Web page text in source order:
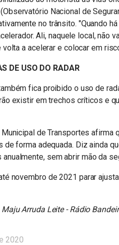
Nacional de
no trânsito. "Quando
Ali, naquele local, não
volta a acelerar e colocar em
DE USO DO RADAR
fica proibido o uso de
existir em trechos críticos e
Municipal de Transportes
forma adequada. Diz ainda
sem abrir mão da
novembro de 2021 parar
Maju Arruda Leite - Rádio
2020